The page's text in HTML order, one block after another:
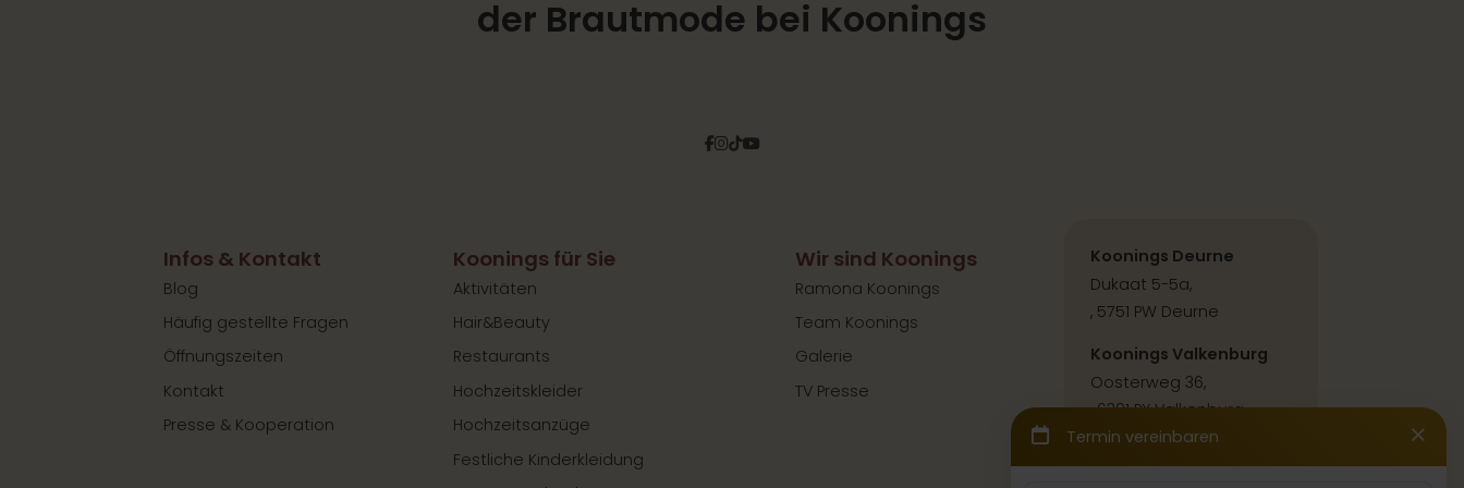
der Brautmode bei Koonings
Facebook
Instagram
TiktokPinterest
YouTube
Infos & Kontakt
Blog
Häufig gestellte Fragen
Öffnungszeiten
Kontakt
Presse & Kooperation
Koonings für Sie
Aktivitäten
Hair&Beauty
Restaurants
Hochzeitskleider
Hochzeitsanzüge
Festliche Kinderkleidung
Wir sind Koonings
Ramona Koonings
Team Koonings
Galerie
TV Presse
Koonings Deurne
Dukaat 5-5a,
, 5751 PW Deurne
Koonings Valkenburg
Oosterweg 36,
, 6301 PX Valkenburg
Kontakt & Anfahrt